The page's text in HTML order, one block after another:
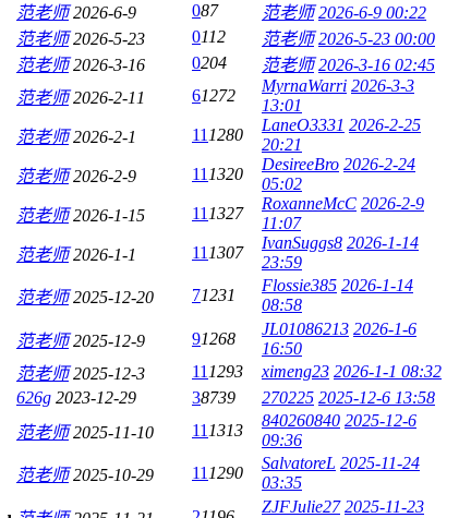
范老师 2026-6-9 087 范老师 2026-6-9 00:22
范老师 2026-5-23 0112 范老师 2026-5-23 00:00
范老师 2026-3-16 0204 范老师 2026-3-16 02:45
范老师 2026-2-11 61272
MyrnaWarri 2026-3-3
13:01
范老师 2026-2-1 11 1280
LaneO3331 2026-2-25
20:21
范老师 2026-2-9 11 1320
DesireeBro 2026-2-24
05:02
范老师 2026-1-15 11 1327
RoxanneMcC 2026-2-9
11:07
范老师 2026-1-1 11 1307
IvanSuggs8 2026-1-14
23:59
范老师 2025-12-20 71231
Flossie385 2026-1-14
08:58
范老师 2025-12-9 91268
JL01086213 2026-1-6
16:50
范老师 2025-12-3 11 1293 ximeng23 2026-1-1 08:32
626g 2023-12-29 38739 270225 2025-12-6 13:58
范老师 2025-11-10 11 1313
840260840 2025-12-6
09:36
范老师 2025-10-29 11 1290
SalvatoreL 2025-11-24
03:35
ZJFJulie27 2025-11-23